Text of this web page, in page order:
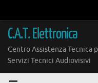
contenuto
C.A.T. Elettronica
Centro Assistenza Tecnica
Servizi Tecnici Audiovisivi